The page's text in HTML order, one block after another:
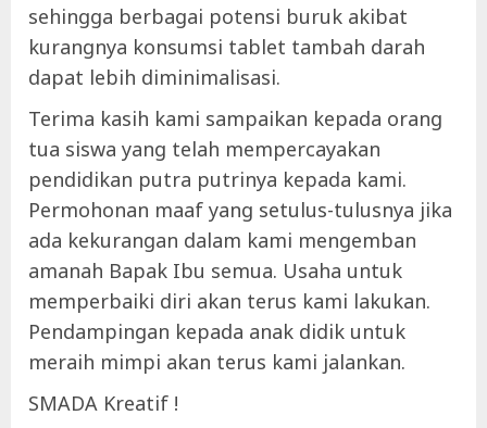
sehingga berbagai potensi buruk akibat
kurangnya konsumsi tablet tambah darah
dapat lebih diminimalisasi.
Terima kasih kami sampaikan kepada orang
tua siswa yang telah mempercayakan
pendidikan putra putrinya kepada kami.
Permohonan maaf yang setulus-tulusnya jika
ada kekurangan dalam kami mengemban
amanah Bapak Ibu semua. Usaha untuk
memperbaiki diri akan terus kami lakukan.
Pendampingan kepada anak didik untuk
meraih mimpi akan terus kami jalankan.
SMADA Kreatif !